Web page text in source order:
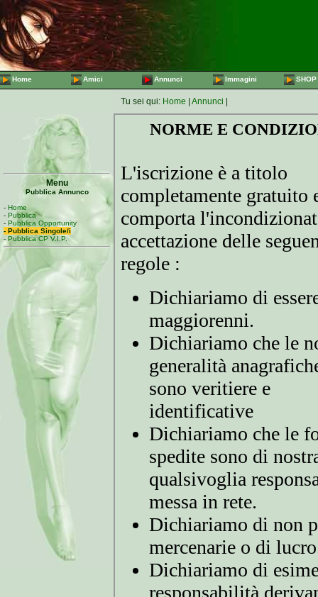
Home Amici Annunci Immagini SHOP
Tu sei qui: Home Annunci
Menu
Pubblica Annunco
- Home
- Pubblica
- Pubblica Opportunity
- Pubblica Singole/i
- Pubblica CP V.I.P.